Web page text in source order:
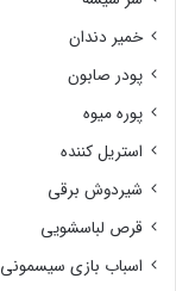
خمیر دندان
پودر صابون
پوره میوه
استریل کننده
شیردوش برقی
قرص لباسشویی
اسباب بازی سیسمونی